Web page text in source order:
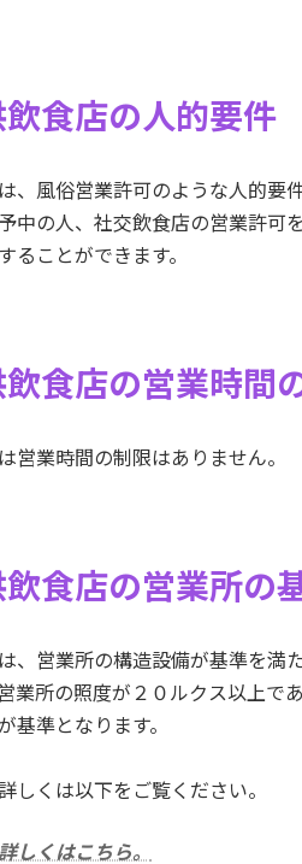
食店の人的要件
、風俗営業許可のような人的要
中の人、社交飲食店の営業許可
ることができます。
食店の営業時間
営業時間の制限はありません。
食店の営業所の
、営業所の構造設備が基準を満
業所の照度が２０ルクス以上で
基準となります。
しくは以下をご覧ください。
しくはこちら。